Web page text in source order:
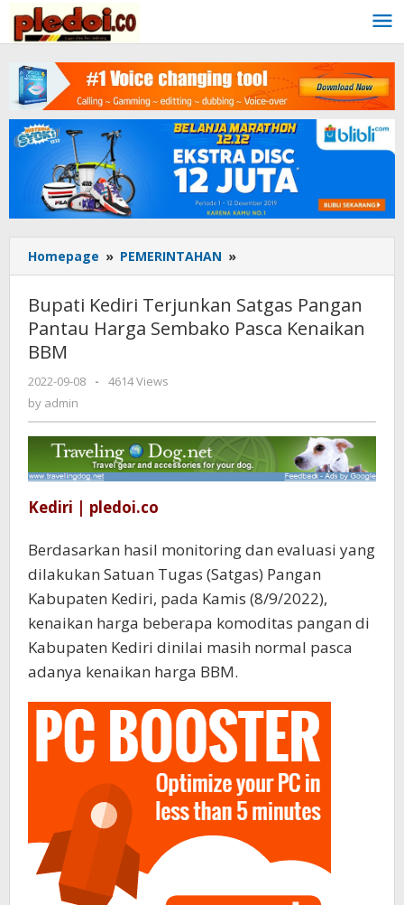
content
Homepage » PEMERINTAHAN »
Kediri
Satgas
Pangan
Kenaikan
BBM
Bupati Kediri Terjunkan Satgas Pangan
Pantau Harga Sembako Pasca Kenaikan
BBM
2022-09-08
by
-
4614 Views
by admin
Kediri | pledoi.co
Berdasarkan hasil monitoring dan evaluasi yang
dilakukan Satuan Tugas (Satgas) Pangan
Kabupaten Kediri, pada Kamis (8/9/2022),
kenaikan harga beberapa komoditas pangan di
Kabupaten Kediri dinilai masih normal pasca
adanya kenaikan harga BBM.